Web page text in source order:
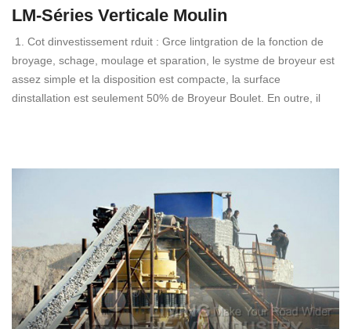
LM-Séries Verticale Moulin
1. Cot dinvestissement rduit : Grce lintgration de la fonction de
broyage, schage, moulage et sparation, le systme de broyeur est
assez simple et la disposition est compacte, la surface
dinstallation est seulement 50% de Broyeur Boulet. En outre, il